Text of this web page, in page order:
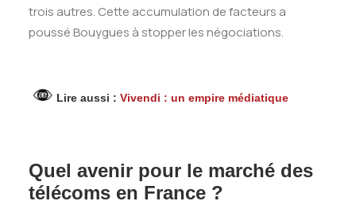
trois autres. Cette accumulation de facteurs a
poussé Bouygues à stopper les négociations.
Lire aussi : Vivendi : un empire médiatique
Quel avenir pour le marché des
télécoms en France ?